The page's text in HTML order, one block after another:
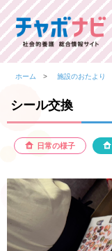
ホーム 施設のおたより
シール交換
日常の様子